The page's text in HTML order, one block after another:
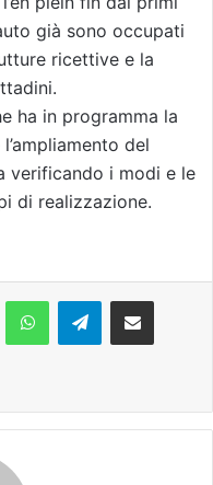
già sono occupati
ricettive e la
ha in programma la
del
verificando i modi e le
di realizzazione.
Telegram